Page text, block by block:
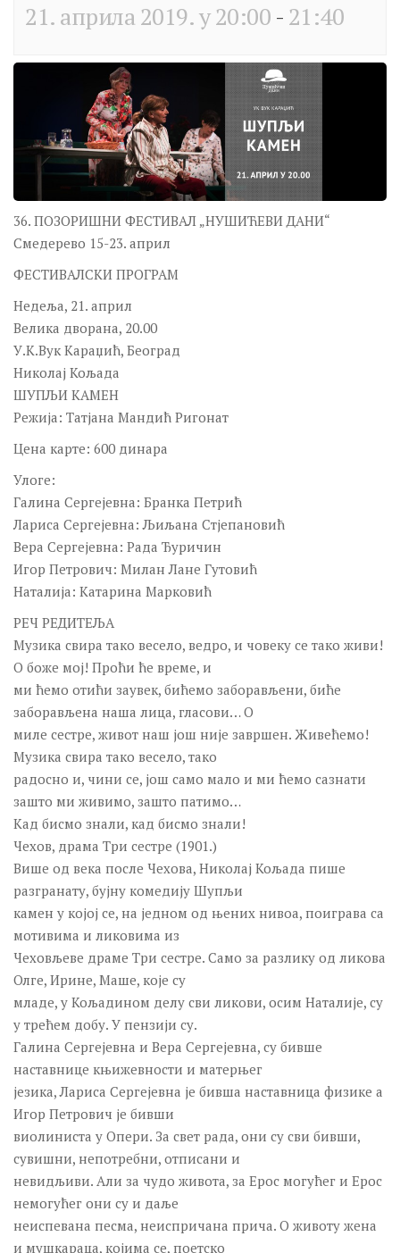
Музички програм
Филмски програм
Филмски програм
Научно-образовни програм
Научно-образовни програм
Ликовни програм
Ликовни програм
Фестивали и манифестације
Остали програми
Остали програми
Гостовања наших програма
Гостовања наших програма
Манифестације
НУШИЋЕВИ ДАНИ
35. НУШИЋЕВИ ДАНИ 2018.
34. НУШИЋЕВИ ДАНИ 2017.
33. НУШИЋЕВИ ДАНИ 2016.
32. НУШИЋЕВИ ДАНИ 2015.
31. НУШИЋЕВИ ДАНИ 2014.
ТЕАТАР У ТВРЂАВИ
05. ТЕАТАР У ТВРЂАВИ 2018.
04. ТЕАТАР У ТВРЂАВИ 2017.
03. ТЕАТАР У ТВРЂАВИ 2016.
02. ТЕАТАР У ТВРЂАВИ 2015.
01. ТЕАТАР У ТВРЂАВИ 2014.
ЛИКОВНА КОЛОНИЈА ГРАФИКА
32. ГРАФИКА 2016.
31. ГРАФИКА 2015.
30. ГРАФИКА 2014.
Течајеви
СТУДИО БАЛЕТА
Пројекат exPERI MЕnt
СТУДИО ГЛУМЕ
ПЛЕСНА ШКОЛА
КРЕАТИВНИ КУРС ГИТАРЕ
СТУДИО ЦРТАЊА И СЛИКАЊА
ШКОЛА РАЧУНАРА
ЈОГА
Пројекти
21. априла 2019. у 20:00 - 21:40
36. ПОЗОРИШНИ ФЕСТИВАЛ „НУШИЋЕВИ ДАНИ“
Смедерево 15-23. април
ФЕСТИВАЛСКИ ПРОГРАМ
Недеља, 21. април
Велика дворана, 20.00
У.К.Вук Караџић, Београд
Николај Кољада
ШУПЉИ КАМЕН
Режија: Татјана Мандић Ригонат
Цена карте: 600 динара
Улоге:
Галина Сергејевна: Бранка Петрић
Лариса Сергејевна: Љиљана Стјепановић
Вера Сергејевна: Рада Ђуричин
Игор Петрович: Милан Лане Гутовић
Наталија: Катарина Марковић
РЕЧ РЕДИТЕЉА
Музика свира тако весело, ведро, и човеку се тако живи!
О боже мој! Проћи ће време, и
ми ћемо отићи заувек, бићемо заборављени, биће
заборављена наша лица, гласови… О
миле сестре, живот наш још није завршен. Живећемо!
Музика свира тако весело, тако
радосно и, чини се, још само мало и ми ћемо сазнати
зашто ми живимо, зашто патимо…
Кад бисмо знали, кад бисмо знали!
Чехов, драма Три сестре (1901.)
Више од века после Чехова, Николај Кољада пише
разгранату, бујну комедију Шупљи
камен у којој се, на једном од њених нивоа, поиграва са
мотивима и ликовима из
Чеховљеве драме Три сестре. Само за разлику од ликова
Олге, Ирине, Маше, које су
младе, у Кољадином делу сви ликови, осим Наталије, су
у трећем добу. У пензији су.
Галина Сергејевна и Вера Сергејевна, су бивше
наставнице књижевности и матерњег
језика, Лариса Сергејевна је бивша наставница физике а
Игор Петрович је бивши
виолиниста у Опери. За свет рада, они су сви бивши,
сувишни, непотребни, отписани и
невидљиви. Али за чудо живота, за Ерос могућег и Ерос
немогућег они су и даље
неиспевана песма, неиспричана прича. О животу жена
и мушкараца, којима се, поетско